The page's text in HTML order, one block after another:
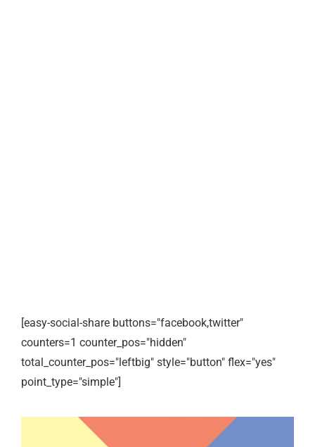
[easy-social-share buttons="facebook,twitter"
counters=1 counter_pos="hidden"
total_counter_pos="leftbig" style="button" flex="yes"
point_type="simple"]